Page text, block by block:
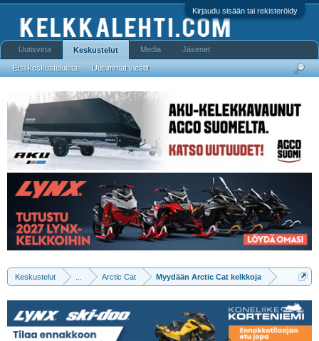
Kirjaudu sisään tai rekisteröidy
Keskustelut ... Arctic Cat Myydään Arctic Cat kelkkoja
Uutisvirta Keskustelut
Etsi keskusteluista Uusimmat viestit
Media Jäsenet